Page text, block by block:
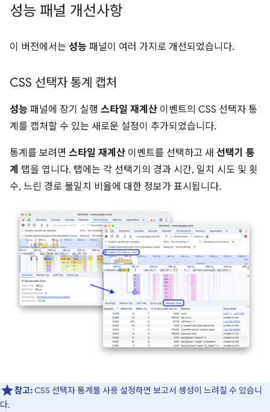
성능 패널 개선사항
이 버전에서는 성능 패널이 여러 가지로 개선되었습니다.
CSS 선택자 통계 캡처
성능 패널에 장기 실행 스타일 재계산 이벤트의 CSS 선택자 통
계를 캡처할 수 있는 새로운 설정이 추가되었습니다.
통계를 보려면 스타일 재계산 이벤트를 선택하고 새 선택기 통
계 탭을 엽니다. 탭에는 각 선택기의 경과 시간, 일치 시도 및 횟
수, 느린 경로 불일치 비율에 대한 정보가 표시됩니다.
참고: CSS 선택자 통계를 사용 설정하면 보고서 생성이 느려질 수 있습니
다.